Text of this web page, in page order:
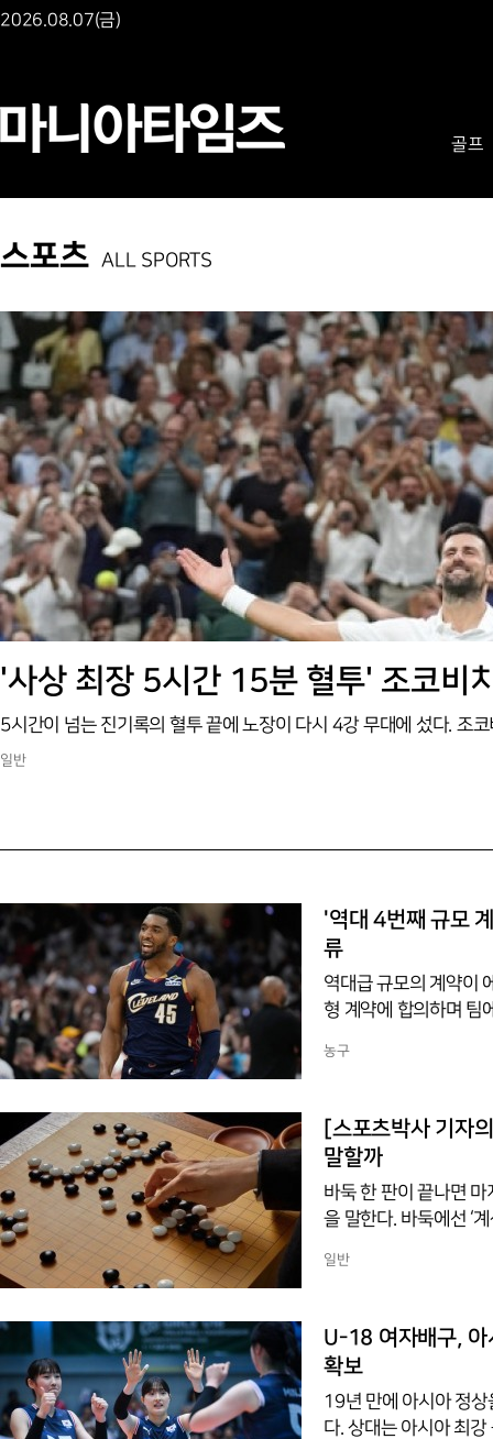
2026.08.07(금)
골프
스포츠 ALL SPORTS
'사상 최장 5시간 15분 혈투' 조코비
일반
'역대 4번째 규모
류
역대급 규모의 계약이
형 계약에 합의하며 팀
이 계약에는 마지막
번 계약은 총액 기준
치의 2억7천600만 달
의 가드
농구
[스포츠박사 기자의 스포츠용
말할까
바둑 한 판이 끝나면 마
을 말한다. 바둑에선 ‘
'사람'이나 '전문가'의
해하는 것이 맞다. '계
서는 '계산하다', '채점
일반
U-18 여자배구, 아
확보
19년 만에 아시아 정
다. 상대는 아시아 최